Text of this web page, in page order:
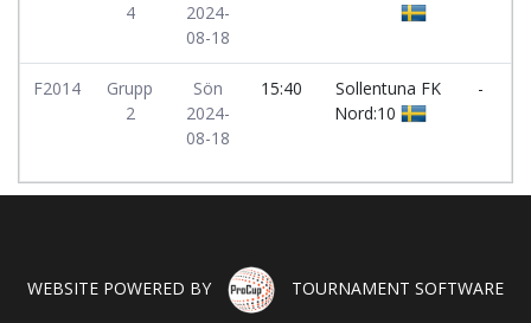
4
2024-
08-18
F2014
Grupp
2
Sön
2024-
08-18
15:40
Sollentuna FK
Nord:10
-
WEBSITE POWERED BY TOURNAMENT SOFTWARE